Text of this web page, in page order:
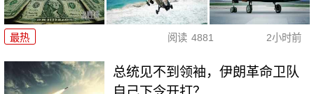
最热 阅读 4881 2小时前
总统见不到领袖，伊朗革命卫队